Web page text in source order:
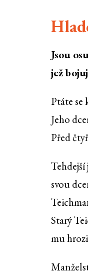
Jsou
jež
Ptáte se
Jeho
Před
svou
Starý
mu